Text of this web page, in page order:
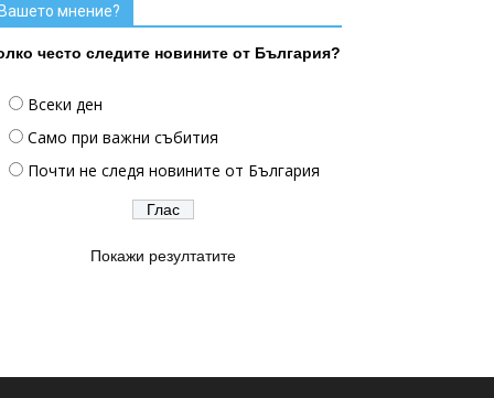
мнение?
често следите новините от България?
Всеки ден
Само при важни събития
Почти не следя новините от България
Покажи резултатите